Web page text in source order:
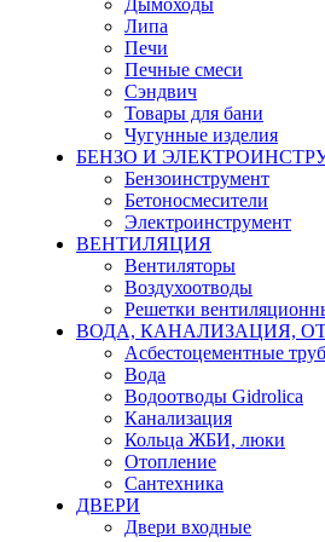
Дымоходы
Липа
Печи
Печные смеси
Сэндвич
Товары для бани
Чугунные изделия
БЕНЗО И
Бензоинструмент
Бетоносмесители
Электроинструмент
ВЕНТИЛЯЦИЯ
Вентиляторы
Воздухоотводы
Решетки
ВОДА, КАНАЛИЗАЦИЯ,
Асбестоцементные
Вода
Водоотводы Gidrolica
Канализация
Кольца ЖБИ, люки
Отопление
Сантехника
ДВЕРИ
Двери входные